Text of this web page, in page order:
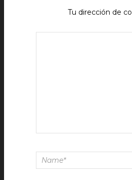
Tu dirección de